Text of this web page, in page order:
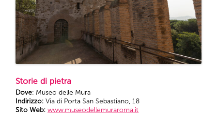
Storie di pietra
Dove: Museo delle Mura
Indirizzo: Via di Porta San Sebastiano, 18
Sito Web: www.museodellemuraroma.it